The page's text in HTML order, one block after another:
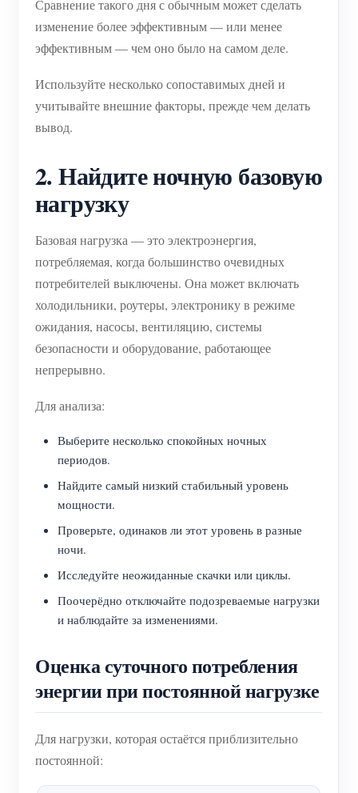
Сравнение такого дня с обычным может сделать
изменение более эффективным — или менее
эффективным — чем оно было на самом деле.
Используйте несколько сопоставимых дней и
учитывайте внешние факторы, прежде чем делать
вывод.
2. Найдите ночную базовую
нагрузку
Базовая нагрузка — это электроэнергия,
потребляемая, когда большинство очевидных
потребителей выключены. Она может включать
холодильники, роутеры, электронику в режиме
ожидания, насосы, вентиляцию, системы
безопасности и оборудование, работающее
непрерывно.
Для анализа:
Выберите несколько спокойных ночных
периодов.
Найдите самый низкий стабильный уровень
мощности.
Проверьте, одинаков ли этот уровень в разные
ночи.
Исследуйте неожиданные скачки или циклы.
Поочерёдно отключайте подозреваемые нагрузки
и наблюдайте за изменениями.
Оценка суточного потребления
энергии при постоянной нагрузке
Для нагрузки, которая остаётся приблизительно
постоянной: